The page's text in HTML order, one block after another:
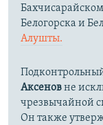
Белогорска и
Алушты.
Аксеновне
чрезвычайной
Он также